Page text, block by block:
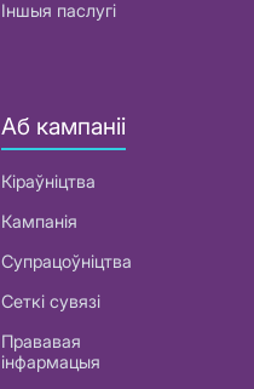
Іншыя паслугі
Аб кампаніі
Кіраўніцтва
Кампанія
Супрацоўніцтва
Сеткі сувязі
Прававая
інфармацыя